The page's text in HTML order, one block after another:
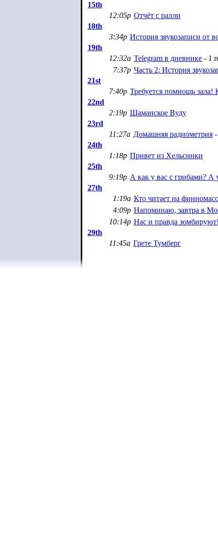
15th
12:05p Отчёт с ралли
18th
3:34p История звукозаписи от
19th
12:32a Telegram в дневнике - 1
7:37p Часть 2: История
21st
7:40p Требуется помиощь зала!
22nd
2:19p Шаманское Вуду
23rd
11:27a Домашняя радиометрия
24th
1:18p Привет из Хельсинки
25th
9:19p А как у вас с грибами? А
27th
1:19a Кто читает на
4:09p Напоминаю, завтра в
10:14p Нас и правда
29th
11:45a Грете Тумберг